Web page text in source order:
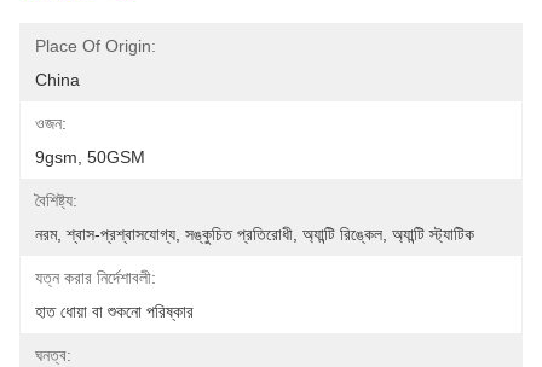
Place Of Origin:
China
ওজন:
9gsm, 50GSM
বৈশিষ্ট্য:
নরম, শ্বাস-প্রশ্বাসযোগ্য, সঙ্কুচিত প্রতিরোধী, অ্যান্টি রিঙ্কেল, অ্যান্টি স্ট্যাটিক
যত্ন করার নির্দেশাবলী:
হাত ধোয়া বা শুকনো পরিষ্কার
ঘনত্ব: